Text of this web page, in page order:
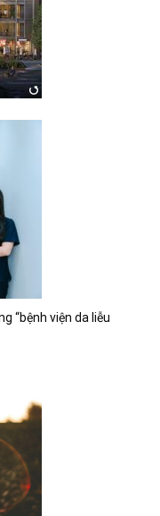
“bệnh viện da liễu